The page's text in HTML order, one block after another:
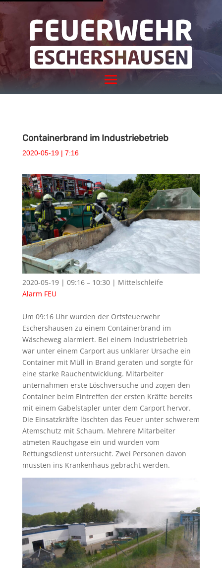
Containerbrand im Industriebetrieb
2020-05-19 | 7:16
2020-05-19 | 09:16 – 10:30 | Mittelschleife
Alarm FEU
Um 09:16 Uhr wurden der Ortsfeuerwehr
Eschershausen zu einem Containerbrand im
Wäscheweg alarmiert. Bei einem Industriebetrieb
war unter einem Carport aus unklarer Ursache ein
Container mit Müll in Brand geraten und sorgte für
eine starke Rauchentwicklung. Mitarbeiter
unternahmen erste Löschversuche und zogen den
Container beim Eintreffen der ersten Kräfte bereits
mit einem Gabelstapler unter dem Carport hervor.
Die Einsatzkräfte löschten das Feuer unter schwerem
Atemschutz mit Schaum. Mehrere Mitarbeiter
atmeten Rauchgase ein und wurden vom
Rettungsdienst untersucht. Zwei Personen davon
mussten ins Krankenhaus gebracht werden.